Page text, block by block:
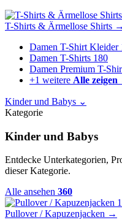
T-Shirts & Ärmellose Shirts →
Damen T-Shirt Kleider
Damen T-Shirts 180
Damen Premium T-
+1 weitere Alle zeigen
Kinder und Babys ⌄
Kategorie
Kinder und Babys
Entdecke Unterkategorien,
dieser Kategorie.
Alle ansehen 360
Pullover / Kapuzenjacken →